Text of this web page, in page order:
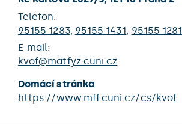
Telefon:
95155 1283, 95155 1431, 95155 1281
E-mail:
kvof@matfyz.cuni.cz
Domácí stránka
https://www.mff.cuni.cz/cs/kvof